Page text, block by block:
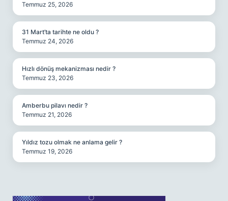
Temmuz 25, 2026
31 Mart’ta tarihte ne oldu ?
Temmuz 24, 2026
Hızlı dönüş mekanizması nedir ?
Temmuz 23, 2026
Amberbu pilavı nedir ?
Temmuz 21, 2026
Yıldız tozu olmak ne anlama gelir ?
Temmuz 19, 2026